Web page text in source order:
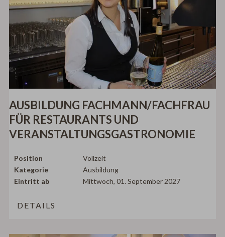
AUSBILDUNG FACHMANN/FACHFRAU
FÜR RESTAURANTS UND
VERANSTALTUNGSGASTRONOMIE
Position
Vollzeit
Kategorie
Ausbildung
Eintritt ab
Mittwoch, 01. September 2027
DETAILS